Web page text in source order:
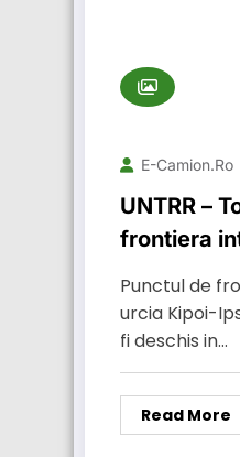
E-Camion.ro
UNTRR –
frontiera
Bulgaria
Punctul de
urcia Kipoi-
fi deschis in…
Read More